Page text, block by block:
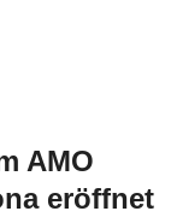
AMO
eröffnet